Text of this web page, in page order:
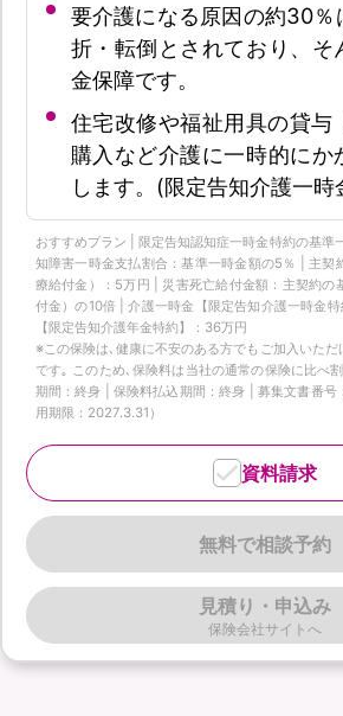
要介護になる原因の約30％
折・転倒とされており、そ
金保障です。
住宅改修や福祉用具の貸与
購入など介護に一時的にか
します。(限定告知介護一時
おすすめプラン | 限定告知認知症一時金特約の基準
知障害一時金支払割合：基準一時金額の5％ | 主契
療給付金）：5万円 | 災害死亡給付金額：主契約の
付金）の10倍 | 介護一時金【限定告知介護一時金
【限定告知介護年金特約】：36万円
※この保険は､健康に不安のある方でもご加入いた
です｡ このため､保険料は当社の通常の保険に比べ
期間：終身 | 保険料払込期間：終身 | 募集文書番
用期限：2027.3.31）
無料で相談予約
資料請求
見積り・申込み
保険会社サイトへ